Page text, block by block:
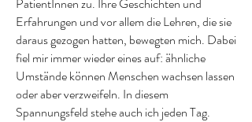
Erfahrungen und vor allem die Lehren, die sie
daraus gezogen hatten, bewegten mich. Dabei
fiel mir immer wieder eines auf: ähnliche
Umstände können Menschen wachsen lassen
oder aber verzweifeln. In diesem
Spannungsfeld stehe auch ich jeden Tag.